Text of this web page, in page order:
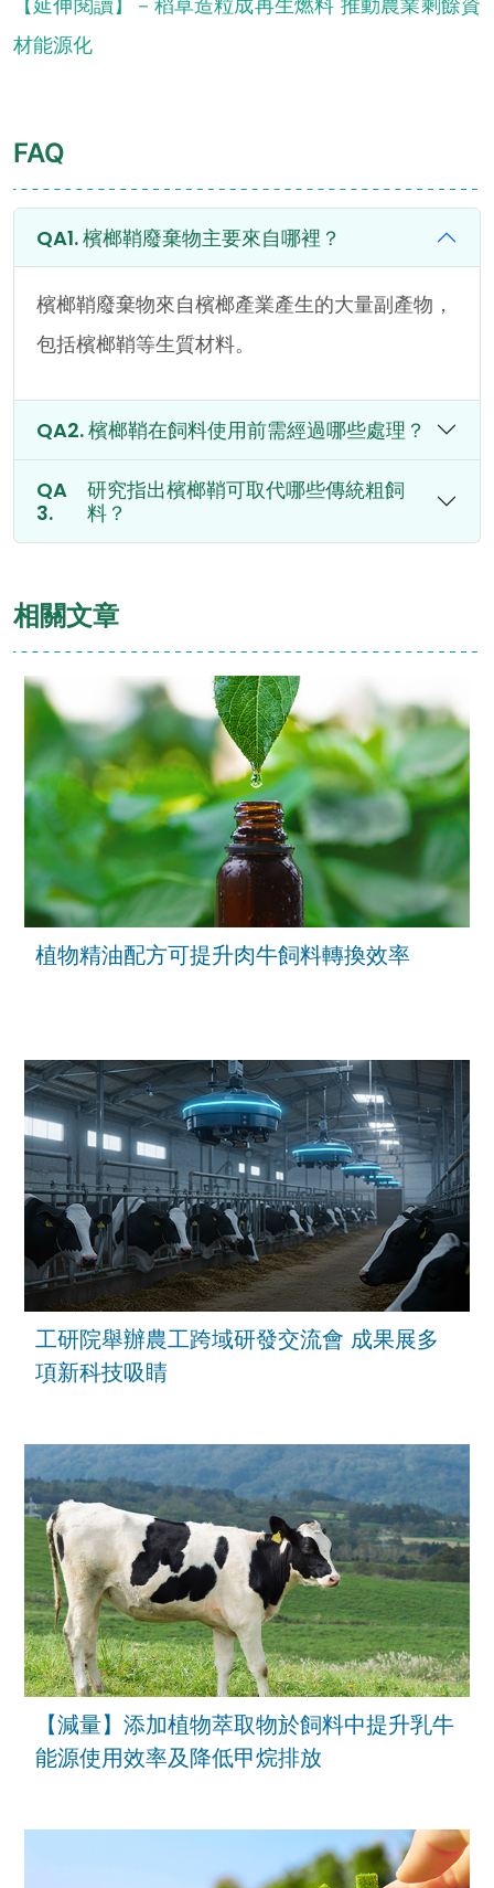
【延伸閱讀】－稻草造粒成再生燃料 推動農業剩餘資
材能源化
FAQ
檳榔鞘廢棄物主要來自哪裡？
檳榔鞘廢棄物來自檳榔產業產生的大量副產物，
包括檳榔鞘等生質材料。
檳榔鞘在飼料使用前需經過哪些處理？
研究指出檳榔鞘可取代哪些傳統粗飼
料？
相關文章
植物精油配方可提升肉牛飼料轉換效率
工研院舉辦農工跨域研發交流會 成果展多
項新科技吸睛
【減量】添加植物萃取物於飼料中提升乳牛
能源使用效率及降低甲烷排放